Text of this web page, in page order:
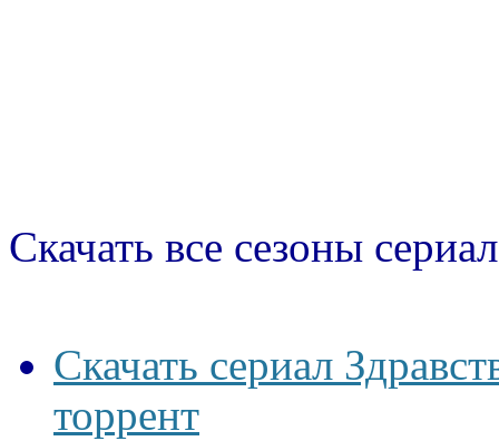
Скачать все сезоны
Скачать сериал
торрент